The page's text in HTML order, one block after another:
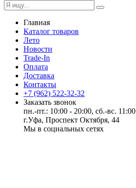
Главная
Каталог товаров
Лето
Новости
Trade-In
Оплата
Доставка
Контакты
+7 (962) 522-32-32
Заказать звонок
пн.-пт.: 10:00 - 20:00, сб.-вс.
г.Уфа, Проспект Октября, 44
Мы в социальных сетях